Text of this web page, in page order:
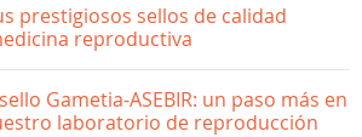
prestigiosos sellos de calidad
reproductiva
Gametia-ASEBIR: un paso más en
laboratorio de reproducción